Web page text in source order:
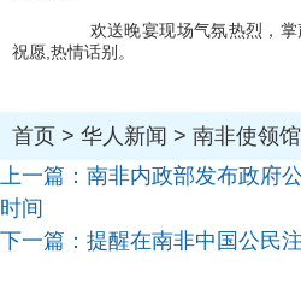
欢送晚宴现场气氛热烈，掌
祝愿 热情话别。
首页 > 华人新闻 > 南非使领馆
上一篇： 南非内政部发布政府
时间
下一篇： 提醒在南非中国公民